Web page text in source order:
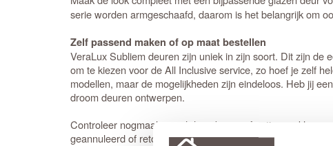
serie worden armgeschaafd, daarom is het belangrijk om
Zelf passend maken of op maat bestellen
VeraLux Subliem deuren zijn uniek in zijn soort. Dit zijn
om te kiezen voor de All Inclusive service, zo hoef je zelf
modellen, maar de mogelijkheden zijn eindeloos. Heb jij
droom deuren ontwerpen.
Controleer nogmaals goed de gekozen afmetingen, kleur
geannuleerd of retour gebracht worden.